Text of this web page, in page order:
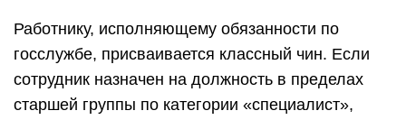
Работнику, исполняющему обязанности по
госслужбе, присваивается классный чин. Если
сотрудник назначен на должность в пределах
старшей группы по категории «специалист»,